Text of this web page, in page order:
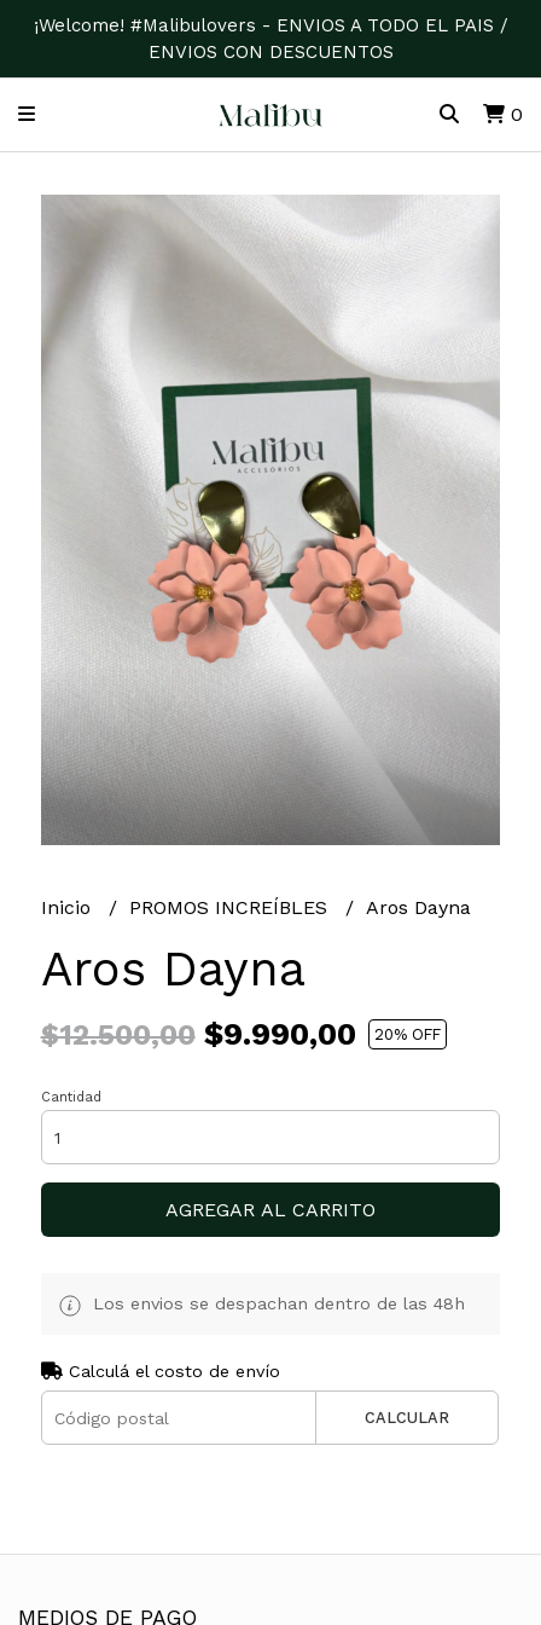
¡Welcome! #Malibulovers - ENVIOS A TODO EL PAIS /
ENVIOS CON DESCUENTOS
0
Inicio PROMOS INCREÍBLES Aros Dayna
Aros Dayna
$12.500,00$9.990,00 20% OFF
Cantidad
AGREGAR AL CARRITO
Los envios se despachan dentro de las 48h
Calculá el costo de envío
CALCULAR
MEDIOS DE PAGO